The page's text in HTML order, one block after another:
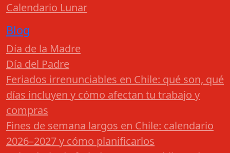
Calendario Lunar
Blog
Día de la Madre
Día del Padre
Feriados irrenunciables en Chile: qué son, qué
días incluyen y cómo afectan tu trabajo y
compras
Fines de semana largos en Chile: calendario
2026–2027 y cómo planificarlos